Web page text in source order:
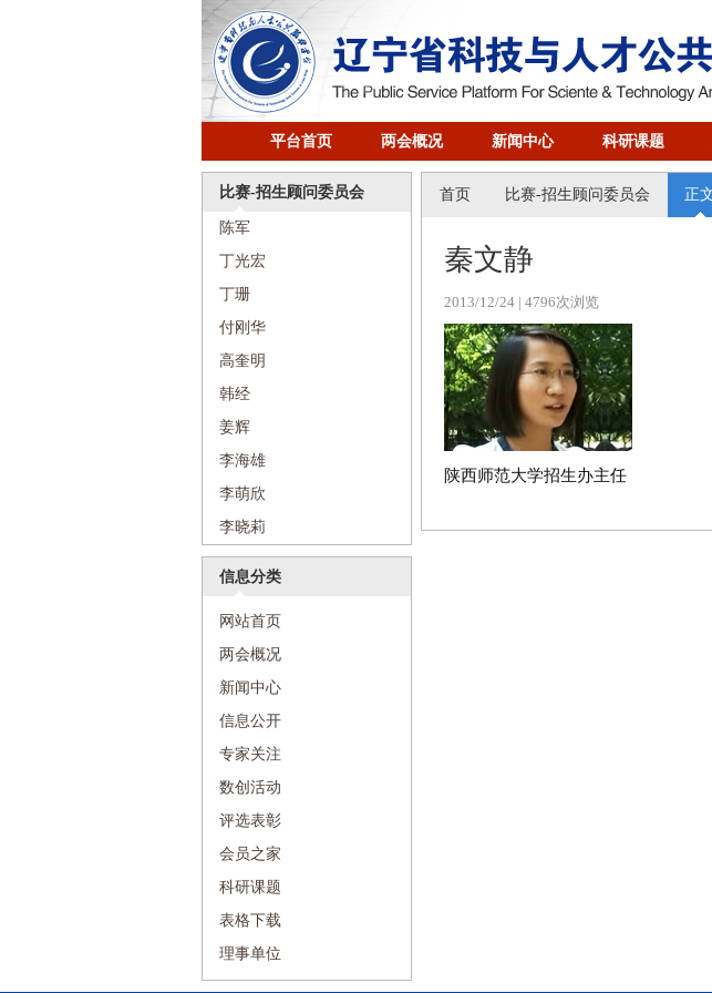
平台首页 两会概况 新闻中心 科研课题
比赛-招生顾问委员会
陈军
丁光宏
丁珊
付刚华
高奎明
韩经
姜辉
李海雄
李萌欣
李晓莉
信息分类
网站首页
两会概况
新闻中心
信息公开
专家关注
数创活动
评选表彰
会员之家
科研课题
表格下载
理事单位
首页 比赛-招生顾问委员会 正
秦文静
2013/12/24 | 4796次浏览
陕西师范大学招生办主任